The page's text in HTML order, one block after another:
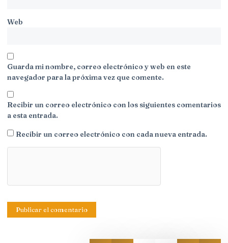
Web
Guarda mi nombre, correo electrónico y web en este
navegador para la próxima vez que comente.
Recibir un correo electrónico con los siguientes comentarios
a esta entrada.
Recibir un correo electrónico con cada nueva entrada.